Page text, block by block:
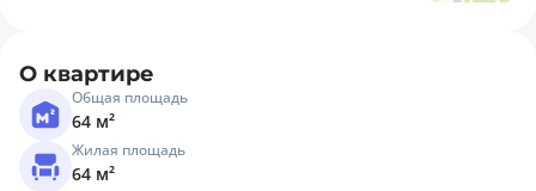
О квартире
Общая площадь
64 м²
Жилая площадь
64 м²